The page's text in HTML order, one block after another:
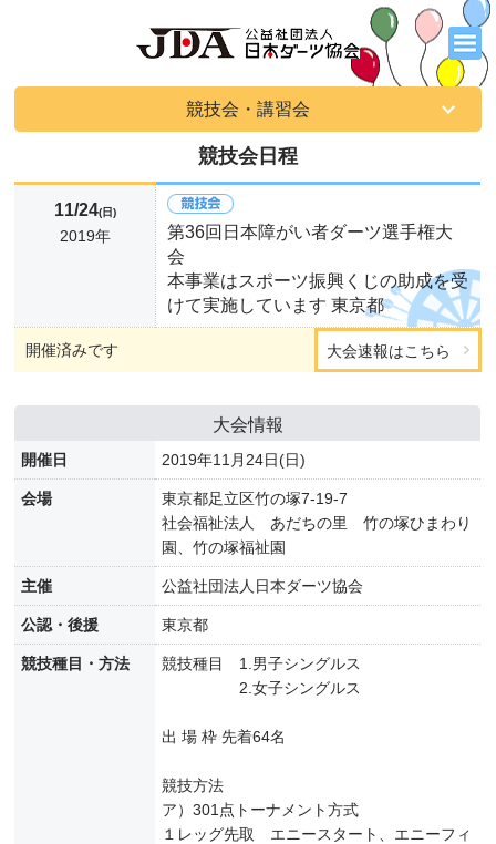
競技会・講習会
競技会日程
11/24(日)
2019年
第36回日本障がい者ダーツ選手権大
会
本事業はスポーツ振興くじの助成を受
けて実施しています 東京都
開催済みです 大会速報はこちら
大会情報
開催日 2019年11月24日(日)
会場
東京都足立区竹の塚7-19-7
社会福祉法人 あだちの里 竹の塚ひまわり
園、竹の塚福祉園
主催 公益社団法人日本ダーツ協会
公認・後援 東京都
競技種目・方法
競技種目 1.男子シングルス
2.女子シングルス
出 場 枠 先着64名
競技方法
ア）301点トーナメント方式
１レッグ先取 エニースタート、エニーフィ